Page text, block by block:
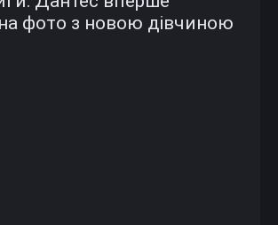
на фото з новою дівчиною